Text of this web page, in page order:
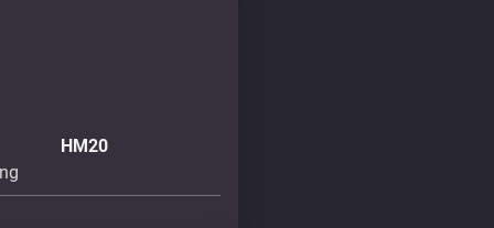
HM20